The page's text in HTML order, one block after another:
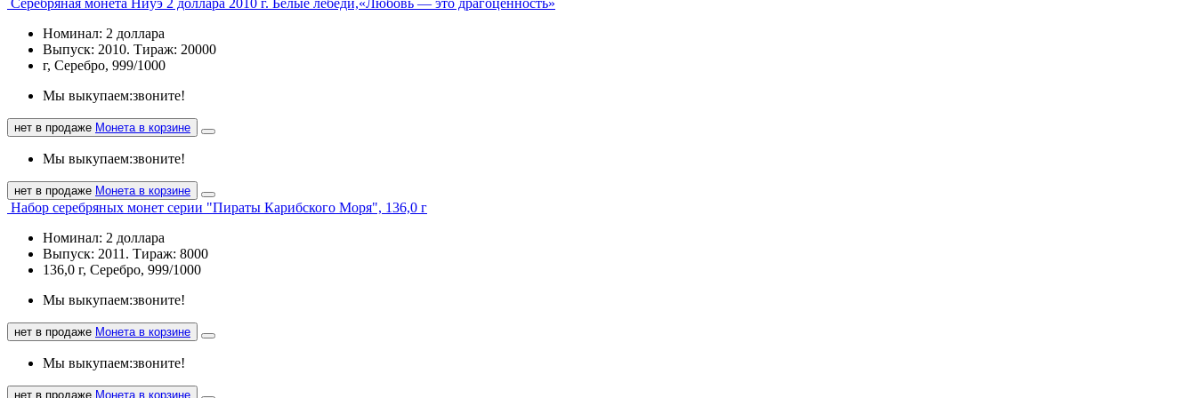
Номинал: 2 доллара
Выпуск: 2010. Тираж: 20000
г, Серебро, 999/1000
Мы выкупаем:звоните!
нет в продаже Монета в корзине
Мы выкупаем:звоните!
нет в продаже Монета в корзине
Набор серебряных монет серии "Пираты Карибского Моря", 136,0 г
Номинал: 2 доллара
Выпуск: 2011. Тираж: 8000
136,0 г, Серебро, 999/1000
Мы выкупаем:звоните!
нет в продаже Монета в корзине
Мы выкупаем:звоните!
нет в продаже Монета в корзине